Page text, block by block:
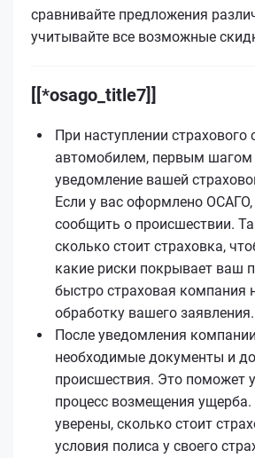
сравнивайте предложения
учитывайте все возможные
[[*osago_title7]]
При наступлении страхового
автомобилем, первым шагом
уведомление вашей
Если у вас оформлено
сообщить о происшествии.
сколько стоит страховка,
какие риски покрывает ваш
быстро страховая компания
обработку вашего заявления.
После уведомления
необходимые документы и
происшествия. Это поможет
процесс возмещения
уверены, сколько стоит
условия полиса у своего